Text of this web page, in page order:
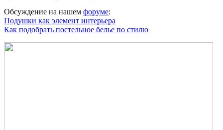
Обсуждение на нашем форуме:
Подушки как элемент интерьера
Как подобрать постельное белье по стилю